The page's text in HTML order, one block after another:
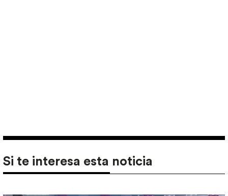
Si te interesa esta noticia